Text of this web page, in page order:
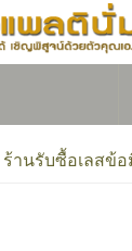
ร้านรับซื้อเลสข้